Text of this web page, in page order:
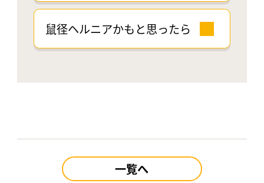
鼠径ヘルニアかもと思ったら
一覧へ